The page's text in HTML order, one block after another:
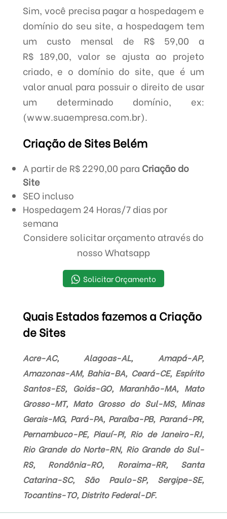
Sim, você precisa pagar a hospedagem e
domínio do seu site, a hospedagem tem
um custo mensal de R$ 59,00 a
R$ 189,00, valor se ajusta ao projeto
criado, e o domínio do site, que é um
valor anual para possuir o direito de usar
um determinado domínio, ex:
(www.suaempresa.com.br).
Criação de Sites Belém
A partir de R$ 2290,00 para Criação do
Site
SEO incluso
Hospedagem 24 Horas/7 dias por
semana
Considere solicitar orçamento através do
nosso Whatsapp
Solicitar Orçamento
Quais Estados fazemos a Criação
de Sites
Acre-AC, Alagoas-AL, Amapá-AP,
Amazonas-AM, Bahia-BA, Ceará-CE, Espírito
Santos-ES, Goiás-GO, Maranhão-MA, Mato
Grosso-MT, Mato Grosso do Sul-MS, Minas
Gerais-MG, Pará-PA, Paraíba-PB, Paraná-PR,
Pernambuco-PE, Piauí-PI, Rio de Janeiro-RJ,
Rio Grande do Norte-RN, Rio Grande do Sul-
RS, Rondônia-RO, Roraima-RR, Santa
Catarina-SC, São Paulo-SP, Sergipe-SE,
Tocantins-TO, Distrito Federal-DF.